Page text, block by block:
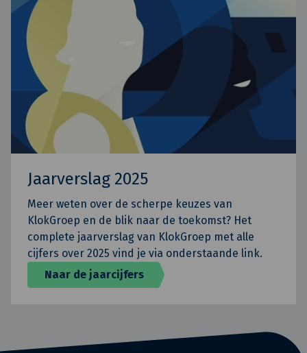
Jaarverslag 2025
Meer weten over de scherpe keuzes van
KlokGroep en de blik naar de toekomst? Het
complete jaarverslag van KlokGroep met alle
cijfers over 2025 vind je via onderstaande link.
Naar de jaarcijfers